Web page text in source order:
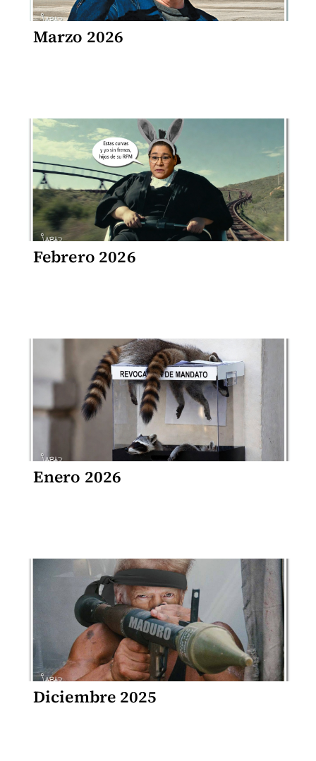
Marzo 2026
Febrero 2026
Enero 2026
Diciembre 2025